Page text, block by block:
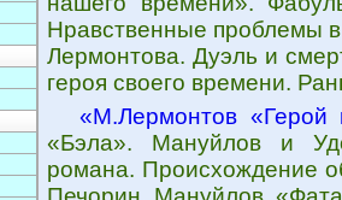
Нравственные проблемы
Лермонтова. Дуэль и
героя своего времени.
«М.Лермонтов «Герой
«Бэла». Мануйлов и
романа. Происхождение